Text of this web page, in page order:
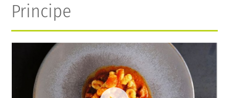
Principe